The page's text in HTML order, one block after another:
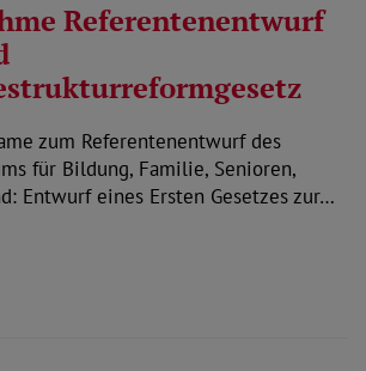
Referentenentwurf
zum Referentenentwurf des
für Bildung, Familie, Senioren,
Entwurf eines Ersten Gesetzes zur…